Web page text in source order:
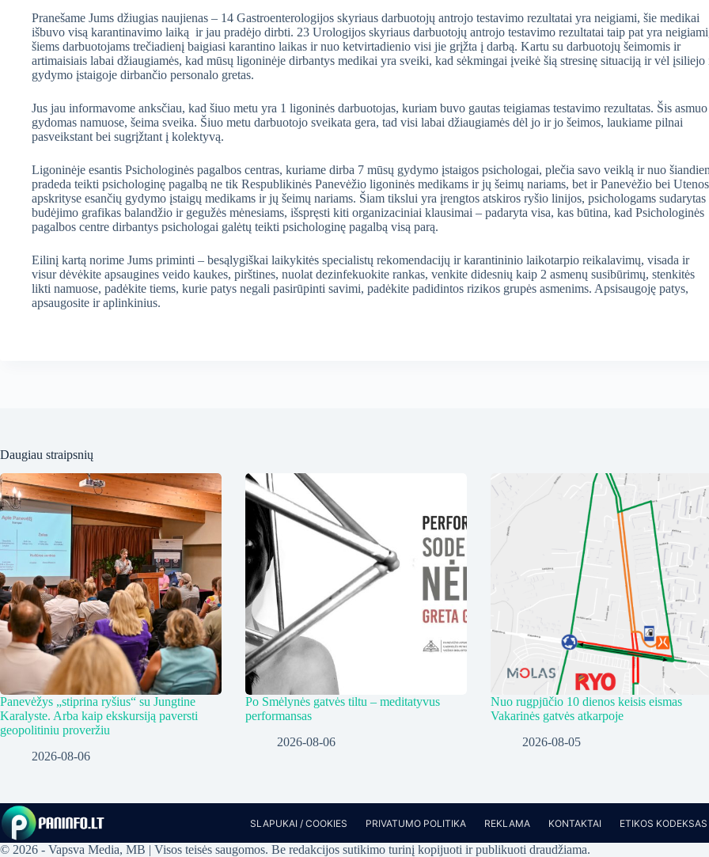
Pranešame Jums džiugias naujienas – 14 Gastroenterologijos skyriaus darbuotojų antrojo testavimo rezultatai yra neigiami, šie medikai
išbuvo visą karantinavimo laiką ir jau pradėjo dirbti. 23 Urologijos skyriaus darbuotojų antrojo testavimo rezultatai taip pat yra
šiems darbuotojams trečiadienį baigiasi karantino laikas ir nuo ketvirtadienio visi jie grįžta į darbą. Kartu su darbuotojų šeimomis ir
artimaisiais labai džiaugiamės, kad mūsų ligoninėje dirbantys medikai yra sveiki, kad sėkmingai įveikė šią stresinę situaciją ir vėl įsiliejo
gydymo įstaigoje dirbančio personalo gretas.
Jus jau informavome anksčiau, kad šiuo metu yra 1 ligoninės darbuotojas, kuriam buvo gautas teigiamas testavimo rezultatas. Šis asmuo
gydomas namuose, šeima sveika. Šiuo metu darbuotojo sveikata gera, tad visi labai džiaugiamės dėl jo ir jo šeimos, laukiame pilnai
pasveikstant bei sugrįžtant į kolektyvą.
Ligoninėje esantis Psichologinės pagalbos centras, kuriame dirba 7 mūsų gydymo įstaigos psichologai, plečia savo veiklą ir nuo
pradeda teikti psichologinę pagalbą ne tik Respublikinės Panevėžio ligoninės medikams ir jų šeimų nariams, bet ir Panevėžio bei Utenos
apskrityse esančių gydymo įstaigų medikams ir jų šeimų nariams. Šiam tikslui yra įrengtos atskiros ryšio linijos, psichologams sudarytas
budėjimo grafikas balandžio ir gegužės mėnesiams, išspręsti kiti organizaciniai klausimai – padaryta visa, kas būtina, kad Psichologinės
pagalbos centre dirbantys psichologai galėtų teikti psichologinę pagalbą visą parą.
Eilinį kartą norime Jums priminti – besąlygiškai laikykitės specialistų rekomendacijų ir karantininio laikotarpio reikalavimų, visada ir
visur dėvėkite apsaugines veido kaukes, pirštines, nuolat dezinfekuokite rankas, venkite didesnių kaip 2 asmenų susibūrimų, stenkitės
likti namuose, padėkite tiems, kurie patys negali pasirūpinti savimi, padėkite padidintos rizikos grupės asmenims. Apsisaugoję patys,
apsaugosite ir aplinkinius.
Daugiau straipsnių
Panevėžys „stiprina ryšius“ su Jungtine
Karalyste. Arba kaip ekskursiją paversti
geopolitiniu proveržiu
2026-08-06
Po Smėlynės gatvės tiltu – meditatyvus
performansas
2026-08-06
Nuo rugpjūčio 10 dienos keisis eismas
Vakarinės gatvės atkarpoje
2026-08-05
SLAPUKAI / COOKIES PRIVATUMO POLITIKA REKLAMA KONTAKTAI ETIKOS KODEKSAS
© 2026 - Vapsva Media, MB | Visos teisės saugomos. Be redakcijos sutikimo turinį kopijuoti ir publikuoti draudžiama.